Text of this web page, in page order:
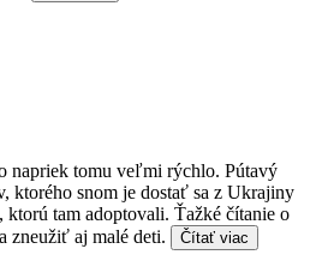
napriek tomu veľmi rýchlo. Pútavý
ktorého snom je dostať sa z Ukrajiny
ktorú tam adoptovali. Ťažké čítanie o
zneužiť aj malé deti.
Čítať viac